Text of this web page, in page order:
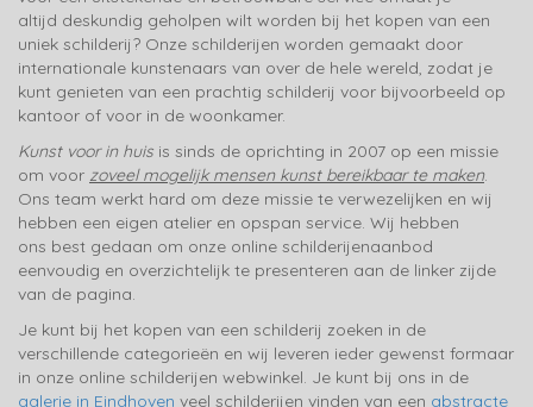
altijd deskundig geholpen wilt worden bij het kopen van een
uniek schilderij? Onze schilderijen worden gemaakt door
internationale kunstenaars van over de hele wereld, zodat je
kunt genieten van een prachtig schilderij voor bijvoorbeeld op
kantoor of voor in de woonkamer.
Kunst voor in huis is sinds de oprichting in 2007 op een missie
om voor zoveel mogelijk mensen kunst bereikbaar te maken.
Ons team werkt hard om deze missie te verwezelijken en wij
hebben een eigen atelier en opspan service. Wij hebben
ons best gedaan om onze online schilderijenaanbod
eenvoudig en overzichtelijk te presenteren aan de linker zijde
van de pagina.
Je kunt bij het kopen van een schilderij zoeken in de
verschillende categorieën en wij leveren ieder gewenst formaar
in onze online schilderijen webwinkel. Je kunt bij ons in de
galerie in Eindhoven veel schilderijen vinden van een abstracte